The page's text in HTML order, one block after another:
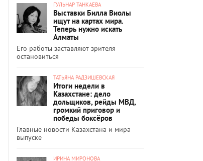
ГУЛЬНАР ТАНКАЕВА
Выставки Билла Виолы
ищут на картах мира.
Теперь нужно искать
Алматы
Его работы заставляют зрителя
остановиться
ТАТЬЯНА РАДЗИШЕВСКАЯ
Итоги недели в
Казахстане: дело
дольщиков, рейды МВД,
громкий приговор и
победы боксёров
Главные новости Казахстана и мира
выпуске
ИРИНА МИРОНОВА